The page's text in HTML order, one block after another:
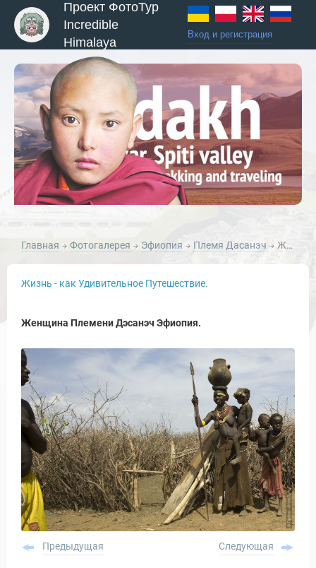
и Туры
Проект ФотоТур
Incredible
Himalaya
Вход и регистрация
Главная Фотогалерея Эфиопия Племя Дасанэч Женщина Племени Дэсанэч Эфиопия.
Жизнь - как Удивительное Путешествие.
Женщина Племени Дэсанэч Эфиопия.
Предыдущая Следующая